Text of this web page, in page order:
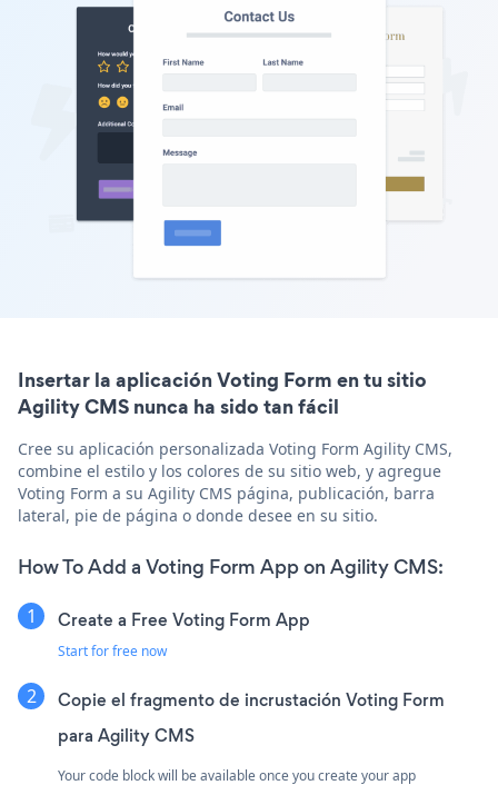
Insertar la aplicación Voting Form en tu sitio
Agility CMS nunca ha sido tan fácil
Cree su aplicación personalizada Voting Form Agility CMS,
combine el estilo y los colores de su sitio web, y agregue
Voting Form a su Agility CMS página, publicación, barra
lateral, pie de página o donde desee en su sitio.
How To Add a Voting Form App on Agility CMS:
Create a Free Voting Form App
Start for free now
Copie el fragmento de incrustación Voting Form
para Agility CMS
Your code block will be available once you create your app